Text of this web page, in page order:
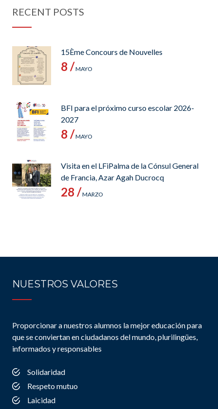
RECENT POSTS
15Ème Concours de Nouvelles
8 /MAYO
BFI para el próximo curso escolar 2026-
2027
8 /MAYO
Visita en el LFiPalma de la Cónsul General
de Francia, Azar Agah Ducrocq
28 /MARZO
NUESTROS VALORES
Proporcionar a nuestros alumnos la mejor educación para
que se conviertan en ciudadanos del mundo, plurilingües,
informados y responsables
Solidaridad
Respeto mutuo
Laicidad